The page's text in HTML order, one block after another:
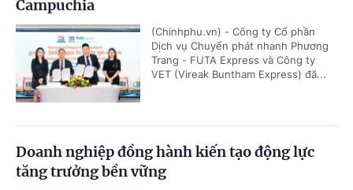
Campuchia
(Chinhphu.vn) - Công ty Cổ phần
Dịch vụ Chuyển phát nhanh Phương
Trang - FUTA Express và Công ty
VET (Vireak Buntham Express) đã...
Doanh nghiệp đồng hành kiến tạo động lực
tăng trưởng bền vững